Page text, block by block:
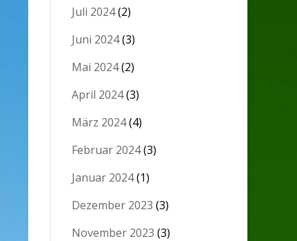
Juli 2024(2)
Juni 2024(3)
Mai 2024(2)
April 2024(3)
März 2024(4)
Februar 2024(3)
Januar 2024(1)
Dezember 2023 (3)
November 2023 (3)